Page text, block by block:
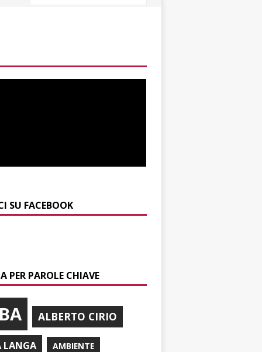
SU FACEBOOK
PER PAROLE CHIAVE
ALBERTO CIRIO
LANGA AMBIENTE